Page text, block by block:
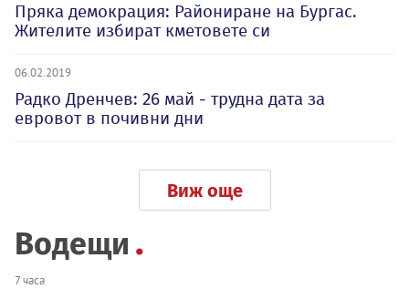
Пряка демокрация: Райониране на Бургас.
Жителите избират кметовете си
06.02.2019
Радко Дренчев: 26 май - трудна дата за
евровот в почивни дни
Виж още
Водещи
7 часа